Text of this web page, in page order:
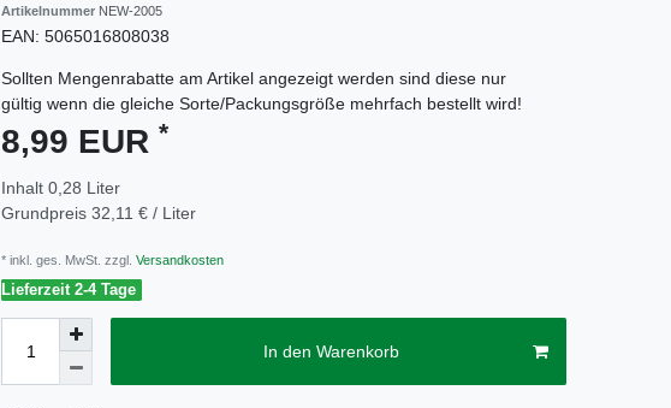
Artikelnummer NEW-2005
EAN: 5065016808038
Sollten Mengenrabatte am Artikel angezeigt werden sind diese nur
gültig wenn die gleiche Sorte/Packungsgröße mehrfach bestellt wird!
8,99 EUR *
Inhalt 0,28 Liter
Grundpreis 32,11 € / Liter
* inkl. ges. MwSt. zzgl. Versandkosten
Lieferzeit 2-4 Tage
In den Warenkorb